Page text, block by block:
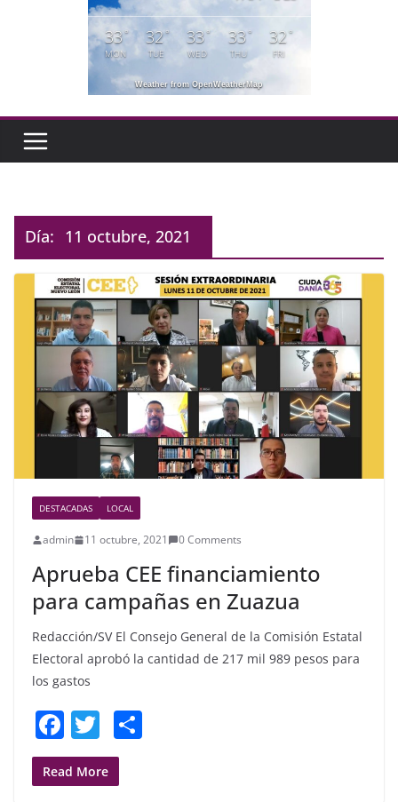
33°
MON
32°
TUE
33°
WED
33°
THU
32°
FRI
Weather from OpenWeatherMap
Día: 11 octubre, 2021
DESTACADAS LOCAL
admin 11 octubre, 2021 0 Comments
Aprueba CEE financiamiento
para campañas en Zuazua
Redacción/SV El Consejo General de la Comisión Estatal
Electoral aprobó la cantidad de 217 mil 989 pesos para
los gastos
F
a
c
T
w
itt
Read More